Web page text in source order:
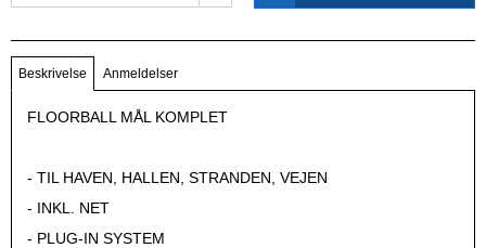
Beskrivelse Anmeldelser
FLOORBALL MÅL KOMPLET
- TIL HAVEN, HALLEN, STRANDEN, VEJEN
- INKL. NET
- PLUG-IN SYSTEM